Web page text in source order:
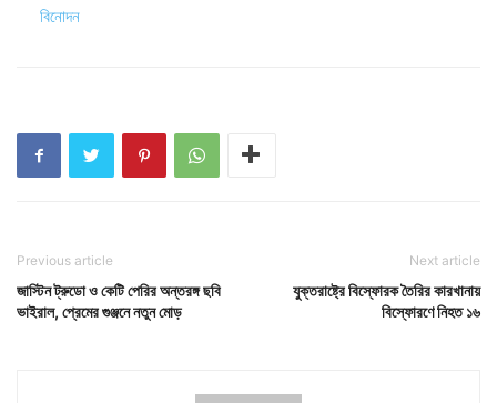
In relation to
বিনোদন
Previous article
জাস্টিন ট্রুডো ও কেটি পেরির অন্তরঙ্গ ছবি
ভাইরাল, প্রেমের গুঞ্জনে নতুন মোড়
Next article
যুক্তরাষ্ট্রে বিস্ফোরক তৈরির কারখানায়
বিস্ফোরণে নিহত ১৬